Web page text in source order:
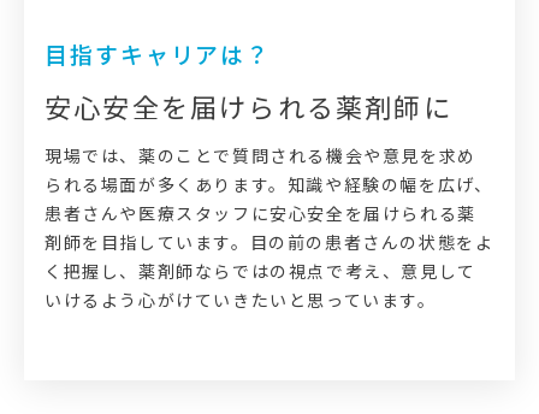
目指すキャリアは？
安心安全を届けられる薬剤師に
現場では、薬のことで質問される機会や意見を求め
られる場面が多くあります。知識や経験の幅を広げ、
患者さんや医療スタッフに安心安全を届けられる薬
剤師を目指しています。目の前の患者さんの状態をよ
く把握し、薬剤師ならではの視点で考え、意見して
いけるよう心がけていきたいと思っています。